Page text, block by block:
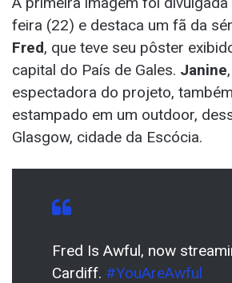
feira (22) e destaca um fã da
Fred, que teve seu pôster
capital do País de Gales. Janine
espectadora do projeto,
estampado em um outdoor,
Glasgow, cidade da Escócia.
Fred Is Awful, now
Cardiff. #YouAreAwful